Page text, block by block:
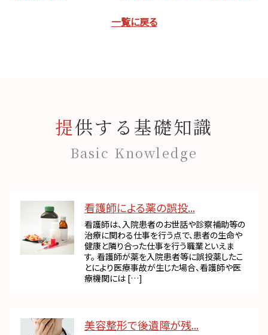
一覧に戻る
提供する基礎知識
Basic Knowledge
看護師による薬の誤投...
看護師は、入院患者のお世話や診察補助等の
治療に関わる仕事を行う点で、患者の生命や
健康と隣り合った仕事を行う職業といえま
す。 看護師が薬を入院患者等に誤投薬したこ
とにより医療事故が生じた場合、看護師や医
療機関には […]
美容整形で後遺障が残...